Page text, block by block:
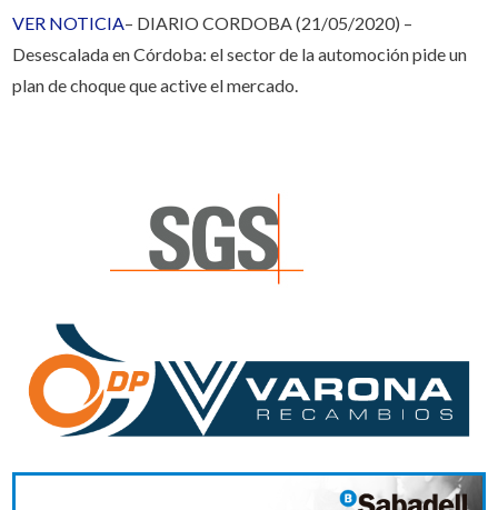
VER NOTICIA– DIARIO CORDOBA (21/05/2020) –
Desescalada en Córdoba: el sector de la automoción pide un
plan de choque que active el mercado.